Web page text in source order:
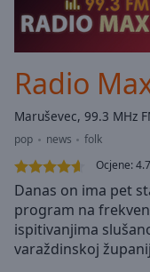
Skip
Forward
Mute
Current
Time0:00
Loaded:
0.00%
Stream
TypeLIVE
Seek to
live,
currently
Radio
Maruševec, 99.3 MHz
pop news
folk
Ocjene:4.7
Danas on ima pet
program na
ispitivanjima
varaždinskoj